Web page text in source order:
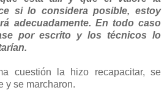
si lo considera posible, estoy
adecuadamente. En todo caso
por escrito y los técnicos lo
cuestión la hizo recapacitar, se
y se marcharon.